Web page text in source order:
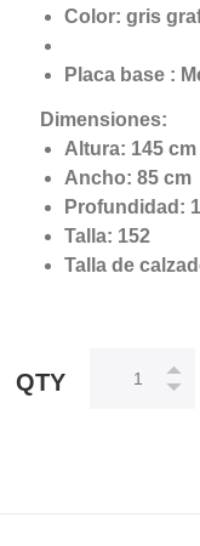
Color: gris
Placa base :
Dimensiones:
Altura: 145 cm
Ancho: 85 cm
Profundidad:
Talla: 152
Talla de
QTY